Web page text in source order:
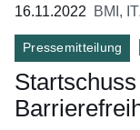
16.11.2022 BMI,
Pressemitteilung